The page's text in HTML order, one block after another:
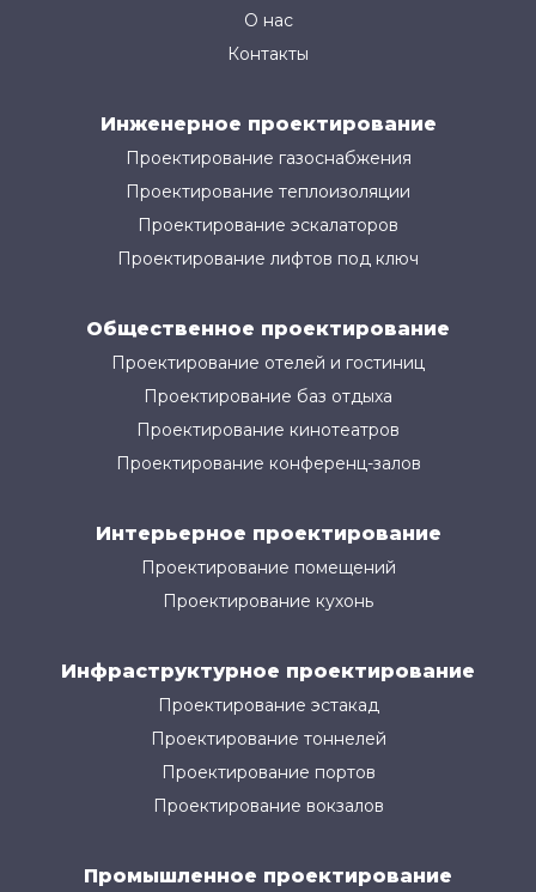
О нас
Контакты
Инженерное проектирование
Проектирование газоснабжения
Проектирование теплоизоляции
Проектирование эскалаторов
Проектирование лифтов под ключ
Общественное проектирование
Проектирование отелей и гостиниц
Проектирование баз отдыха
Проектирование кинотеатров
Проектирование конференц-залов
Интерьерное проектирование
Проектирование помещений
Проектирование кухонь
Инфраструктурное проектирование
Проектирование эстакад
Проектирование тоннелей
Проектирование портов
Проектирование вокзалов
Промышленное проектирование